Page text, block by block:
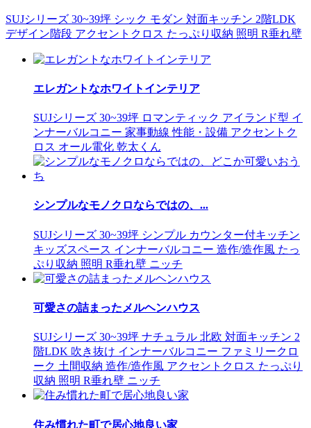
SUJシリーズ 30~39坪 シック モダン 対面キッチン 2階LDK
デザイン階段 アクセントクロス たっぷり収納 照明 R垂れ壁
エレガントなホワイトインテリア
SUJシリーズ 30~39坪 ロマンティック アイランド型 イ
ンナーバルコニー 家事動線 性能・設備 アクセントク
ロス オール電化 乾太くん
シンプルなモノクロならではの、...
SUJシリーズ 30~39坪 シンプル カウンター付キッチン
キッズスペース インナーバルコニー 造作/造作風 たっ
ぷり収納 照明 R垂れ壁 ニッチ
可愛さの詰まったメルヘンハウス
SUJシリーズ 30~39坪 ナチュラル 北欧 対面キッチン 2
階LDK 吹き抜け インナーバルコニー ファミリークロ
ーク 土間収納 造作/造作風 アクセントクロス たっぷり
収納 照明 R垂れ壁 ニッチ
住み慣れた町で居心地良い家